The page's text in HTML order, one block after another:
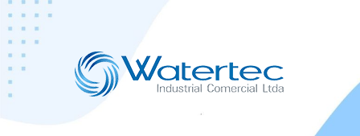
Pular
para
conteúdo